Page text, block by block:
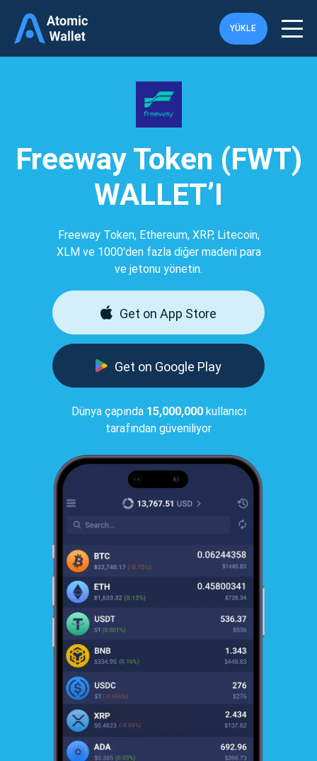
YÜKLE
Freeway Token (FWT)
WALLET’I
Freeway Token, Ethereum, XRP, Litecoin,
XLM ve 1000'den fazla diğer madeni para
ve jetonu yönetin.
Get on App Store
Get on Google Play
Dünya çapında 15,000,000kullanıcı
tarafından güveniliyor